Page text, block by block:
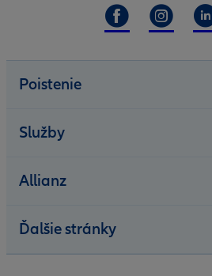
Poistenie
Služby
Allianz
Ďalšie stránky